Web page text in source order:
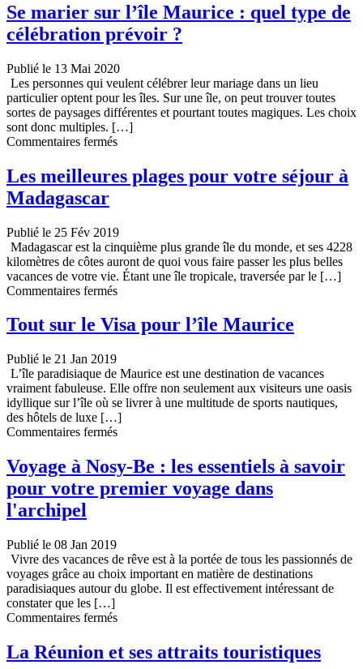
Se marier sur l’île Maurice : quel type de
célébration prévoir ?
Publié le 13 Mai 2020
Les personnes qui veulent célébrer leur mariage dans un lieu
particulier optent pour les îles. Sur une île, on peut trouver toutes
sortes de paysages différentes et pourtant toutes magiques. Les choix
sont donc multiples. […]
Commentaires ferméssur
marier
sur
:
quel
type
de
célébration
?
Les meilleures plages pour votre séjour à
Madagascar
Publié le 25 Fév 2019
Madagascar est la cinquième plus grande île du monde, et ses 4228
kilomètres de côtes auront de quoi vous faire passer les plus belles
vacances de votre vie. Étant une île tropicale, traversée par le […]
Commentaires ferméssur
meilleures
plages
séjour
à
Madagascar
Tout sur le Visa pour l’île Maurice
Publié le 21 Jan 2019
L’île paradisiaque de Maurice est une destination de vacances
vraiment fabuleuse. Elle offre non seulement aux visiteurs une oasis
idyllique sur l’île où se livrer à une multitude de sports nautiques,
des hôtels de luxe […]
Commentaires ferméssur
le
Visa
Voyage à Nosy-Be : les essentiels à savoir
pour votre premier voyage dans
l'archipel
Publié le 08 Jan 2019
Vivre des vacances de rêve est à la portée de tous les passionnés de
voyages grâce au choix important en matière de destinations
paradisiaques autour du globe. Il est effectivement intéressant de
constater que les […]
Commentaires ferméssur
à
Nosy-
La Réunion et ses attraits touristiques